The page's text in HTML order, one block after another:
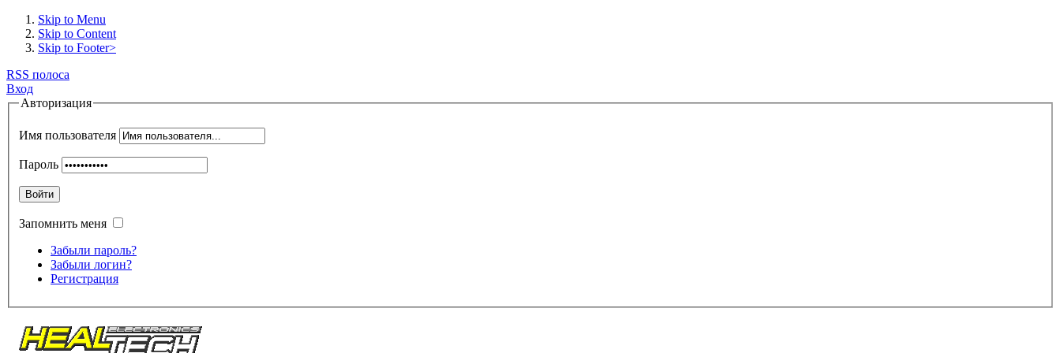
Skip to Menu
Skip to Content
Skip to Footer>
RSS полоса
Вход
Авторизация
Имя пользователя
Пароль
Войти
Запомнить меня
Забыли пароль?
Забыли логин?
Регистрация